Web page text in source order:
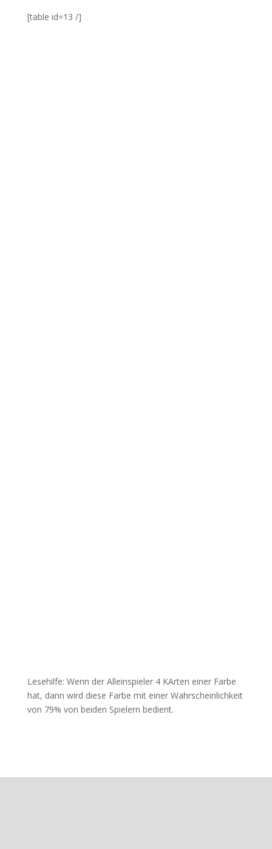
[table id=13 /]
Lesehilfe: Wenn der Alleinspieler 4 KArten einer Farbe
hat, dann wird diese Farbe mit einer Wahrscheinlichkeit
von 79% von beiden Spielern bedient.